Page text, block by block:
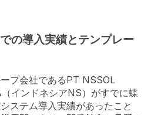
の導入実績とテンプレー
プ会社であるPT NSSOL
インドネシアNS）がすでに蝶
ステム導入実績があったこと